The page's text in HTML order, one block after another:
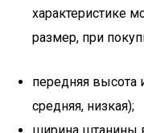
характеристике
размер, при
передняя высота
средняя, низкая);